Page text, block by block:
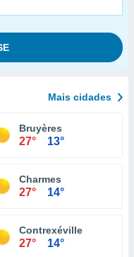
Mais cidades
Bruyères
27° 13°
Charmes
27° 14°
Contrexéville
27° 14°